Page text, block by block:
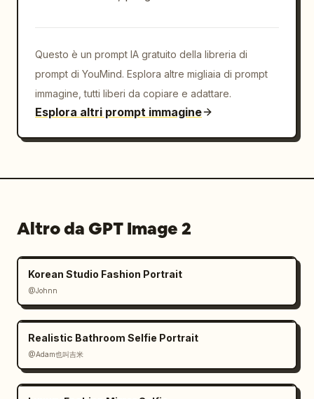
Questo è un prompt IA gratuito della libreria di
prompt di YouMind. Esplora altre migliaia di prompt
immagine, tutti liberi da copiare e adattare.
Esplora altri prompt immagine
Altro da GPT Image 2
Korean Studio Fashion Portrait
@Johnn
Realistic Bathroom Selfie Portrait
@Adam也叫吉米